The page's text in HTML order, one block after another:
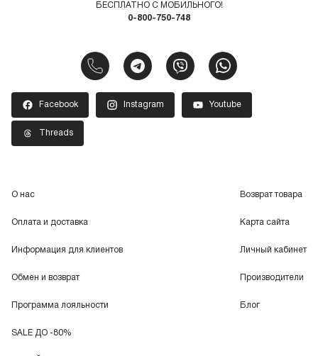
БЕСПЛАТНО С МОБИЛЬНОГО!
0-800-750-748
Facebook Instagram Youtube
Threads
О нас
Оплата и доставка
Информация для клиентов
Обмен и возврат
Программа лояльности
SALE ДО -80%
Возврат товара
Карта сайта
Личный кабинет
Производители
Блог